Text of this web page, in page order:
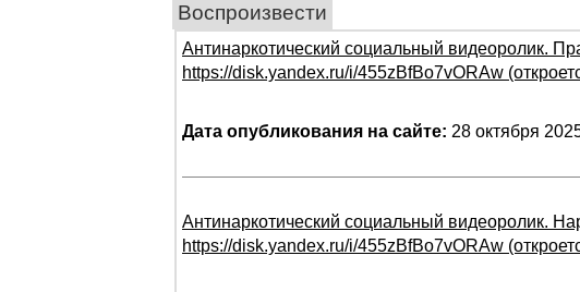
Воспроизвести
Антинаркотический социальный видеоролик.
https://disk.yandex.ru/i/455zBfBo7vORAw
Дата опубликования на сайте: 28 октября
Антинаркотический социальный видеоролик.
https://disk.yandex.ru/i/455zBfBo7vORAw